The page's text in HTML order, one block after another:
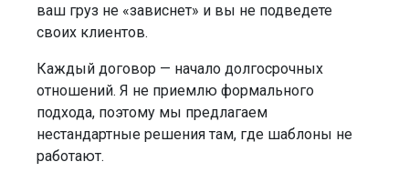
ваш груз не «зависнет» и вы не подведете
своих клиентов.
Каждый договор — начало долгосрочных
отношений. Я не приемлю формального
подхода, поэтому мы предлагаем
нестандартные решения там, где шаблоны не
работают.